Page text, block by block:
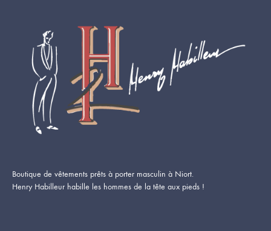
Boutique de vêtements prêts à porter masculin à Niort.
Henry Habilleur habille les hommes de la tête aux pieds !